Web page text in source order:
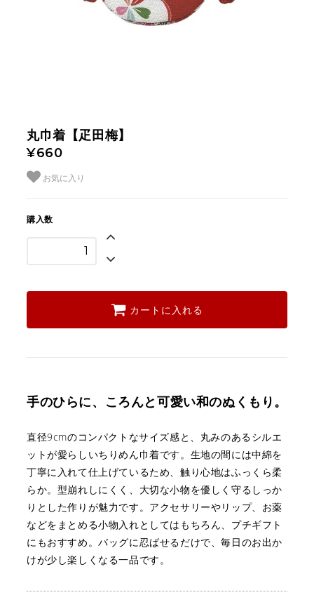
丸巾着【疋田梅】
¥660
お気に入り
購入数
カートに入れる
手のひらに、ころんと可愛い和のぬくもり。
直径9cmのコンパクトなサイズ感と、丸みのあるシルエ
ットが愛らしいちりめん巾着です。 生地の間には中綿を
丁寧に入れて仕上げているため、触り心地はふっくら柔
らか。 型崩れしにくく、大切な小物を優しく守るしっか
りとした作りが魅力です。 アクセサリーやリップ、お薬
などをまとめる小物入れとしてはもちろん、プチギフト
にもおすすめ。バッグに忍ばせるだけで、毎日のお出か
けが少し楽しくなる一品です。